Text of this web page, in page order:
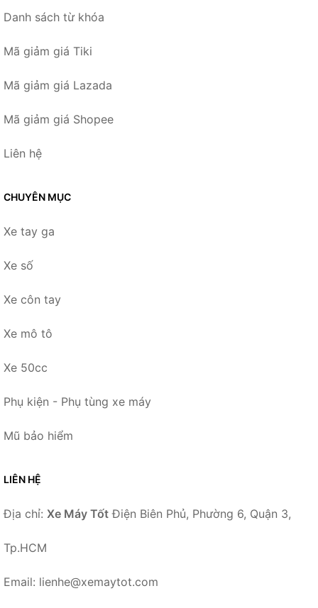
Danh sách từ khóa
Mã giảm giá Tiki
Mã giảm giá Lazada
Mã giảm giá Shopee
Liên hệ
CHUYÊN MỤC
Xe tay ga
Xe số
Xe côn tay
Xe mô tô
Xe 50cc
Phụ kiện - Phụ tùng xe máy
Mũ bảo hiểm
LIÊN HỆ
Địa chỉ: Xe Máy Tốt Điện Biên Phủ, Phường 6, Quận 3,
Tp.HCM
Email: lienhe@xemaytot.com